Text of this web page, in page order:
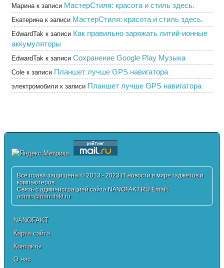
Маринак записи МастерСтиля: красота и стиль здесь.
Екатеринак записи МастерСтиля: красота и стиль здесь.
EdwardTak к записи Как правильно заряжать литий-ионные
аккумуляторы
EdwardTak к записи Сохранение Google Play Музыка
Cole к записи Планшет лучше GPS навигатора
электромобили к записи Планшет лучше GPS навигатора
Все права защищены © 2013 - 2023 IT новости в мире гаджетов и
компьютеров
Связь с администрацией сайта NANOFAKT.RU Email:
admin@nanofakt.ru
NANOFAKT
Карта сайта
Контакты
О нас